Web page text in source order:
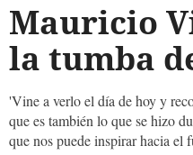
Mauricio
la tumba
'Vine a verlo el día de hoy y
que es también lo que se hizo
que nos puede inspirar hacia el